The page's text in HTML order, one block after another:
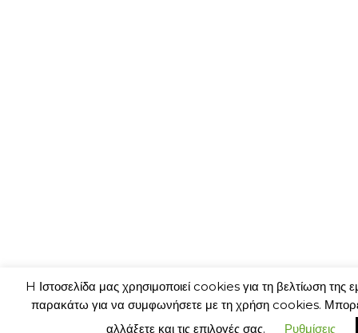
H Ιστοσελίδα μας χρησιμοποιεί cookies για τη βελτίωση της
παρακάτω για να συμφωνήσετε με τη χρήση cookies.
αλλάξετε και τις επιλογές σας.
Ρυθμίσεις